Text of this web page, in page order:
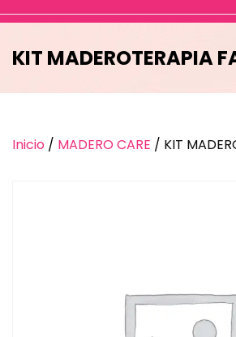
KIT MADEROTERAPIA
Inicio / MADERO CARE / KIT